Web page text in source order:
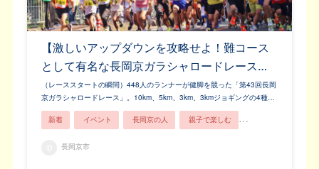
【激しいアップダウンを攻略せよ！難コース
として有名な長岡京ガラシャロードレース…
（レーススタートの瞬間）448人のランナーが健脚を競った「第43回長岡
京ガラシャロードレース」。10km、5km、3km、3kmジョギングの4種…
新着 イベント 長岡京の人 親子で楽しむ
長岡京市